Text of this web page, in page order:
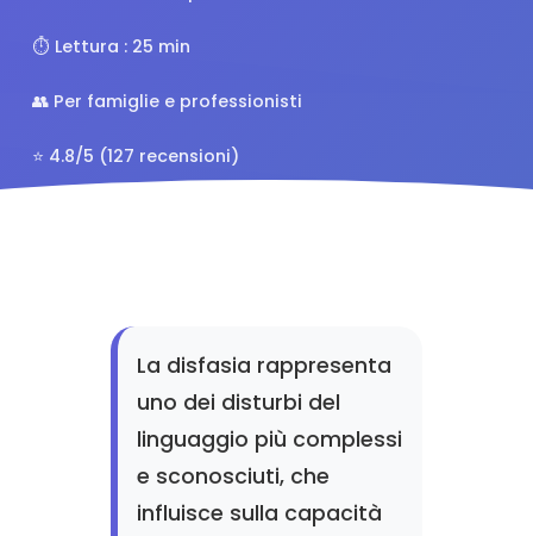
⏱️ Lettura : 25 min
👥 Per famiglie e professionisti
⭐ 4.8/5 (127 recensioni)
La disfasia rappresenta
uno dei disturbi del
linguaggio più complessi
e sconosciuti, che
influisce sulla capacità